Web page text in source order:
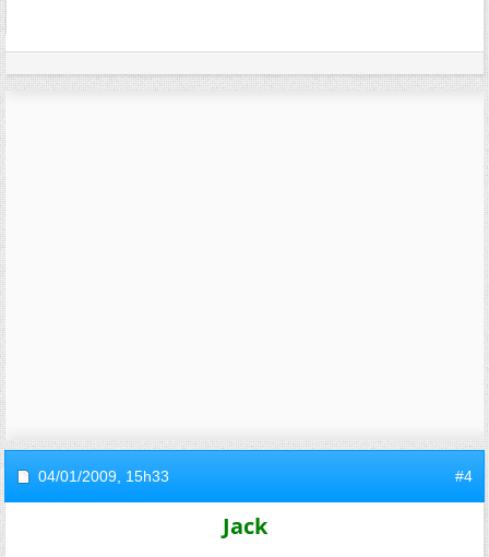
04/01/2009, 15h33 #4
Jack